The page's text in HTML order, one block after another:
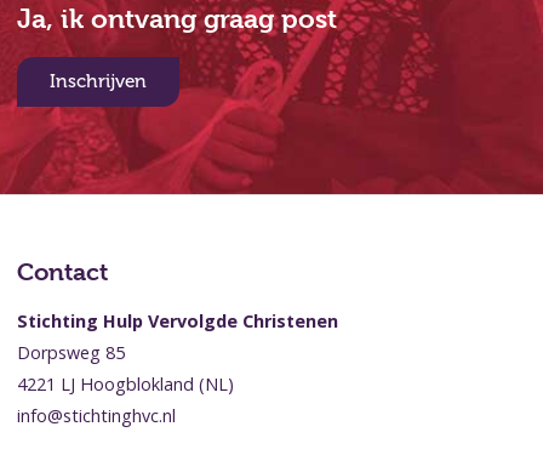
Ja, ik ontvang graag post
Inschrijven
Contact
Stichting Hulp Vervolgde Christenen
Dorpsweg 85
4221 LJ Hoogblokland (NL)
info@stichtinghvc.nl